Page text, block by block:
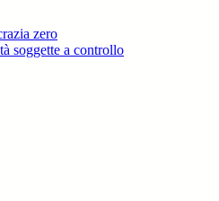
zero
soggette a controllo